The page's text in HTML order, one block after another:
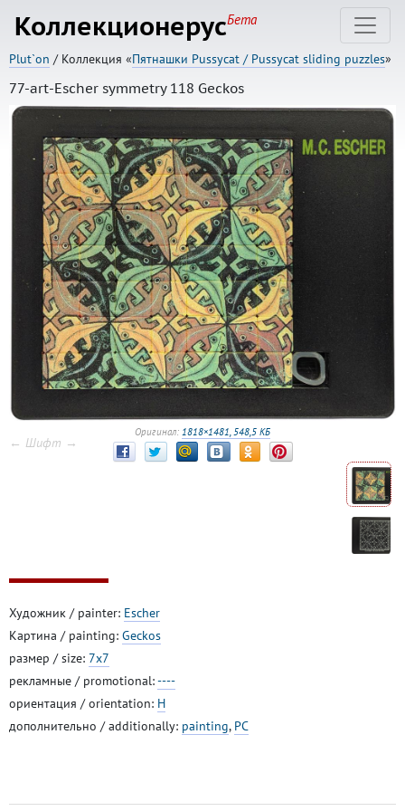
КоллекционерусБета
Plut`on / Коллекция «Пятнашки Pussycat / Pussycat sliding puzzles»
77-art-Escher symmetry 118 Geckos
Оригинал: 1818×1481, 548,5 КБ
← Шифт →
Художник / painter: Escher
Картина / painting: Geckos
размер / size: 7x7
рекламные / promotional:----
ориентация / orientation: H
дополнительно / additionally: painting, PC